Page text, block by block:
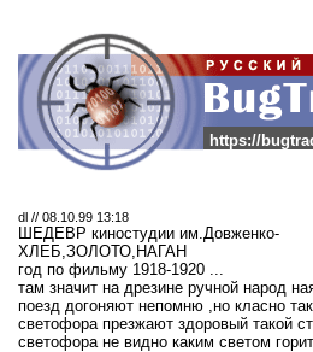
https://
dl // 08.10.99 13:18
ШЕДЕВР киностудии им.Довженко-
ХЛЕБ,ЗОЛОТО,НАГАН
год по фильму 1918-1920 ...
там значит на дрезине ручной народ
поезд догоняют непомню ,но класно
светофора презжают здоровый такой
светофора не видно каким светом